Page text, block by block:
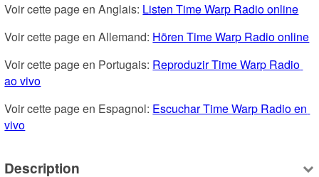
Voir cette page en Anglais: Listen Time Warp Radio online
Voir cette page en Allemand: Hören Time Warp Radio online
Voir cette page en Portugais: Reproduzir Time Warp Radio
ao vivo
Voir cette page en Espagnol: Escuchar Time Warp Radio en
vivo
Description